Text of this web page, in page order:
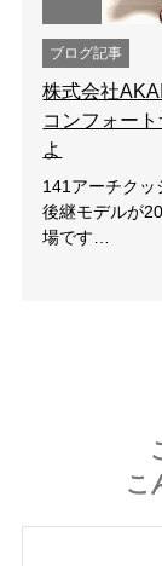
ブログ記事
株式会社
コンフォー
よ
141アーチクッ
後継モデルが
場です…
こ